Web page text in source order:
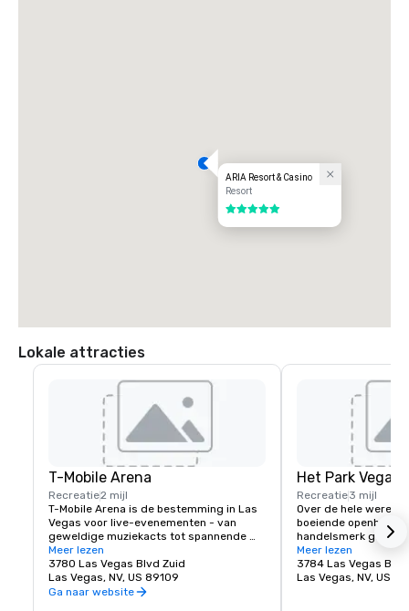
ARIA Resort & Casino
Resort
5 van 5
Lokale attracties
T-Mobile Arena
Recreatie2 mijl
T-Mobile Arena is de bestemming in Las
Vegas voor live-evenementen - van
geweldige muziekacts tot spannende
sportevenementen - het zette een
nieuwe standaard voor wat
entertainment betekent in de stad die
het beste doet. De T-Mobile Arena met
Meer lezen
3780 Las Vegas Blvd Zuid
Las Vegas, NV, US 89109
Ga naar website
Het Park Vegas
Recreatie3 mijl
Over de hele wereld
boeiende openbare
handelsmerk
steden en Las
uitzondering. MGM
traditionele
Meer lezen
3784 Las Vegas
Las Vegas, NV, US